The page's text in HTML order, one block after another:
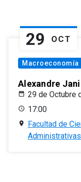
29 OCT
Macroeconomía
Alexandre
29 de Octubre
17:00
Facultad de